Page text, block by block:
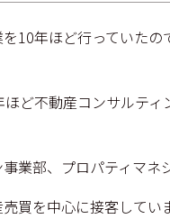
10年ほど行っていた
ど不動産コンサルテ
業部、プロパティマネ
買を中心に接客してい